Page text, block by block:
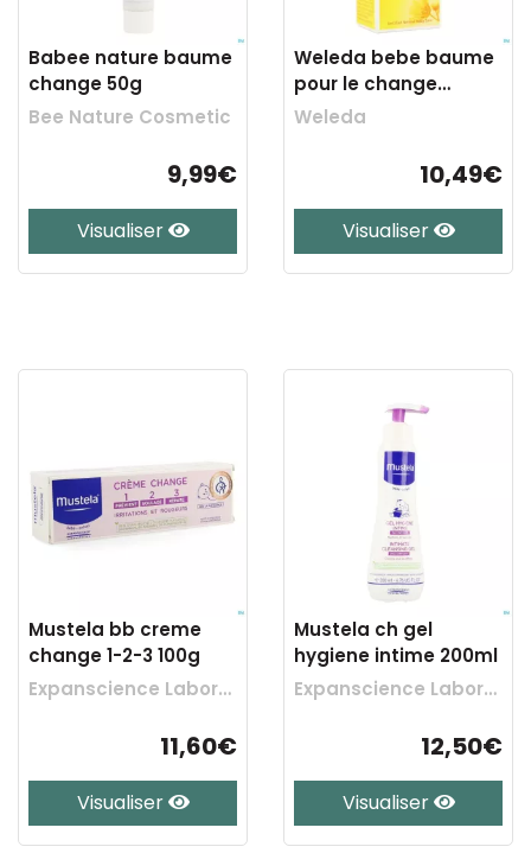
Babee nature baume
change 50g
Bee Nature Cosmetic
9,99€
Visualiser
Weleda bebe baume
pour le change
calendula 75ml
Weleda
10,49€
Visualiser
Mustela bb creme
change 1-2-3 100g
Expanscience Laboratoires
11,60€
Visualiser
Mustela ch gel
hygiene intime 200ml
Expanscience Laboratoires
12,50€
Visualiser